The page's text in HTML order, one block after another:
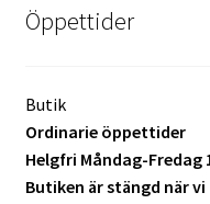
Begagnat & Fynd
Studio & Ljuskontroll
Öppettider
Butik
Ordinarie öppettider
Helgfri Måndag-Fredag
Butiken är stängd när